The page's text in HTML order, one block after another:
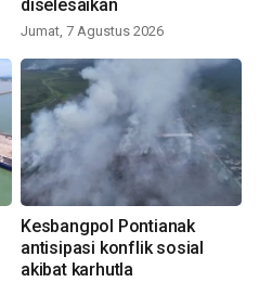
diselesaikan
Jumat, 7 Agustus 2026
Kesbangpol Pontianak
antisipasi konflik sosial
akibat karhutla